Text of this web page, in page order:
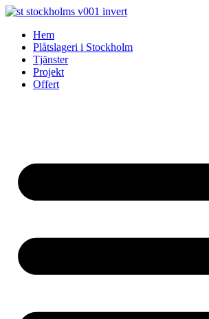
Skip
contentHem
Plåtslageri i Stockholm
Tjänster
Projekt
Offert